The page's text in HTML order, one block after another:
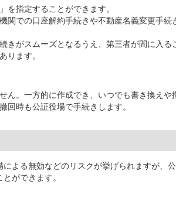
を指定することができます。
関での口座解約手続きや不動産名義変更手続
きがスムーズとなるうえ、第三者が間に入る
ります。
ん。一方的に作成でき、いつでも書き換えや
回時も公証役場で手続きします。
よる無効などのリスクが挙げられますが、
ができます。